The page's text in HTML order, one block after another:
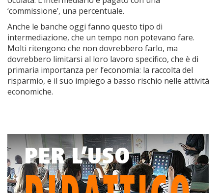
‘commissione’, una percentuale.
Anche le banche oggi fanno questo tipo di
intermediazione, che un tempo non potevano fare.
Molti ritengono che non dovrebbero farlo, ma
dovrebbero limitarsi al loro lavoro specifico, che è di
primaria importanza per l’economia: la raccolta del
risparmio, e il suo impiego a basso rischio nelle attività
economiche.